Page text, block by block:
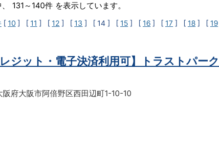
131～140件 を表示しています。
[ 10 ] [ 11 ] [ 12 ] [ 13 ] [ 14 ] [ 15 ] [ 16 ] [ 17 ] [ 18 ] [ 19
レジット・電子決済利用可】トラストパー
阪府大阪市阿倍野区西田辺町1-10-10